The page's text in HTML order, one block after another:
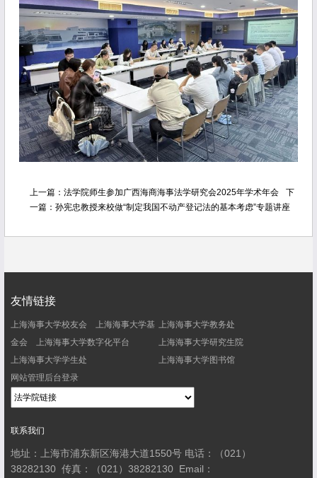
上一篇： 法学院师生参加广西海商海事法学研究会2025年学术年会
下
一篇： 孙宪忠教授来校做“制定我国不动产登记法的基本考虑”专题讲座
友情链接
上海海事大学校友会
上海海事大学基
金会
上海海事大学数字化平台
上海海事大学教务处
上海海事大学研究生院
上海海事大学学生处
上海海事大学图书馆
网站管理后台登录
联系我们
地址：上海市浦东新区海港大道1550号 电话：（021）
38282130 传真：（021）38282130 Email：